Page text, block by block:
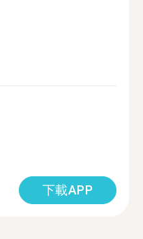
下載APP